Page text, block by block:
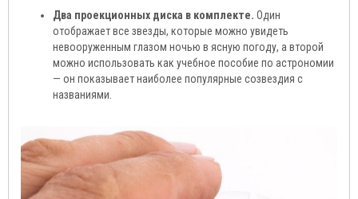
Два проекционных диска в комплекте. Один
отображает все звезды, которые можно увидеть
невооруженным глазом ночью в ясную погоду, а второй
можно использовать как учебное пособие по астрономии
— он показывает наиболее популярные созвездия с
названиями.